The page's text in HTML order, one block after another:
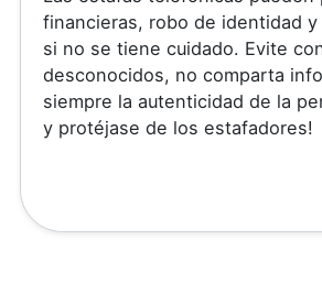
financieras, robo de identidad
si no se tiene cuidado. Evite
desconocidos, no comparta
siempre la autenticidad de la
y protéjase de los estafadores!